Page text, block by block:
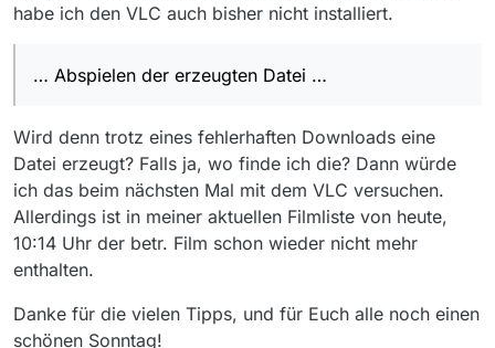
habe ich den VLC auch bisher nicht installiert.
… Abspielen der erzeugten Datei …
Wird denn trotz eines fehlerhaften Downloads eine
Datei erzeugt? Falls ja, wo finde ich die? Dann würde
ich das beim nächsten Mal mit dem VLC versuchen.
Allerdings ist in meiner aktuellen Filmliste von heute,
10:14 Uhr der betr. Film schon wieder nicht mehr
enthalten.
Danke für die vielen Tipps, und für Euch alle noch einen
schönen Sonntag!